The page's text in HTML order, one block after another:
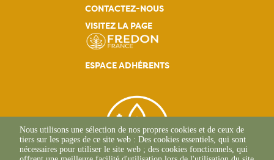
Navigation
principale
CONTACTEZ-NOUS
VISITEZ LA PAGE
ESPACE ADHÉRENTS
Nous utilisons une sélection de nos propres cookies et de ceux de
tiers sur les pages de ce site web : Des cookies essentiels, qui sont
nécessaires pour utiliser le site web ; des cookies fonctionnels, qui